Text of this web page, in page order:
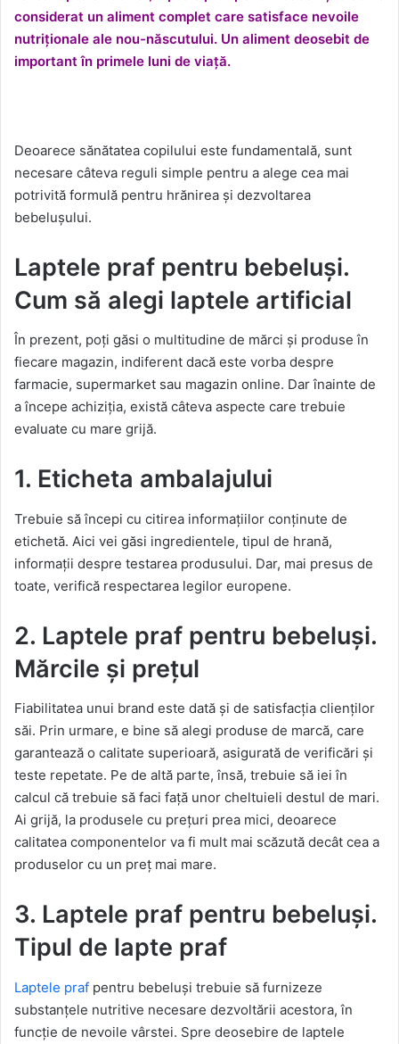
considerat un aliment complet care satisface nevoile
nutriționale ale nou-născutului. Un aliment deosebit de
important în primele luni de viață.
Deoarece sănătatea copilului este fundamentală, sunt
necesare câteva reguli simple pentru a alege cea mai
potrivită formulă pentru hrănirea și dezvoltarea
bebelușului.
Laptele praf pentru bebeluși.
Cum să alegi laptele artificial
În prezent, poți găsi o multitudine de mărci și produse în
fiecare magazin, indiferent dacă este vorba despre
farmacie, supermarket sau magazin online. Dar înainte de
a începe achiziția, există câteva aspecte care trebuie
evaluate cu mare grijă.
1. Eticheta ambalajului
Trebuie să începi cu citirea informațiilor conținute de
etichetă. Aici vei găsi ingredientele, tipul de hrană,
informații despre testarea produsului. Dar, mai presus de
toate, verifică respectarea legilor europene.
2. Laptele praf pentru bebeluși.
Mărcile și prețul
Fiabilitatea unui brand este dată și de satisfacția clienților
săi. Prin urmare, e bine să alegi produse de marcă, care
garantează o calitate superioară, asigurată de verificări și
teste repetate. Pe de altă parte, însă, trebuie să iei în
calcul că trebuie să faci față unor cheltuieli destul de mari.
Ai grijă, la produsele cu prețuri prea mici, deoarece
calitatea componentelor va fi mult mai scăzută decât cea a
produselor cu un preț mai mare.
3. Laptele praf pentru bebeluși.
Tipul de lapte praf
Laptele praf pentru bebeluși trebuie să furnizeze
substanțele nutritive necesare dezvoltării acestora, în
funcție de nevoile vârstei. Spre deosebire de laptele